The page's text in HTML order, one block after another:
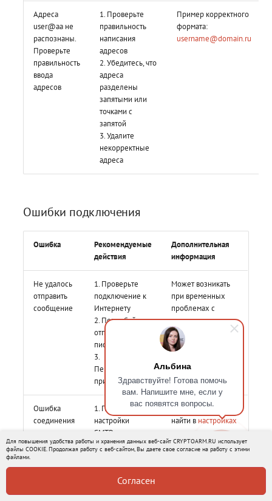
Альбина
Здравствуйте! Готова помочь
вам. Напишите мне, если у
вас появятся вопросы.
Адреса
user@aa не
распознаны.
Проверьте
правильность
ввода
адресов
1. Проверьте
правильность
написания
адресов
2. Убедитесь, что
адреса
разделены
запятыми или
точками с
запятой
3. Удалите
некорректные
адреса
Пример корректного
формата:
username@domain.ru
Ошибки подключения
Ошибка
Рекомендуемые
действия
Дополнительная
информация
Не удалось
отправить
сообщение
1. Проверьте
подключение к
Интернету
2. Попробуйте
отправить
письмо позже
3.
Перезагрузите
приложение
Может возникать
при временных
проблемах с
соединением
Ошибка
соединения
1. Проверьте
настройки
SMTP-сервера
исходящей
2. Убедитесь в
правильности
порта и типа
Настройки можно
найти в настройках
подключения
почтового аккаунта
Для повышения удобства работы и хранения данных веб-сайт CRYPTOARM.RU использует
файлы COOKIE. Продолжая работу с веб-сайтом, Вы даете свое согласие на работу с этими
файлами.
Согласен